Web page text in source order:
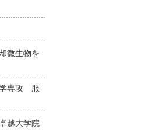
微生物を
学専攻 服
越大学院